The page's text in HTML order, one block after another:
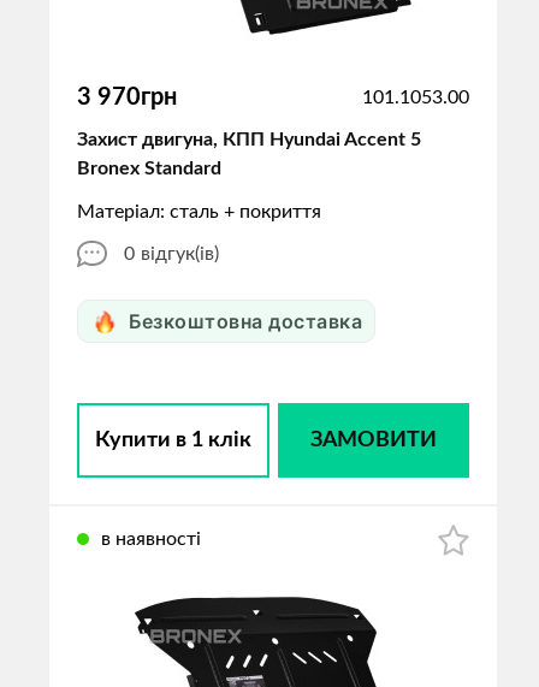
3 970грн 101.1053.00
Захист двигуна, КПП Hyundai Accent 5
Bronex Standard
Матеріал: сталь + покриття
0 відгук(ів)
Безкоштовна доставка
Купити в 1 клік ЗАМОВИТИ
в наявності